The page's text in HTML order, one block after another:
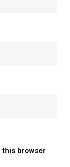
this browser